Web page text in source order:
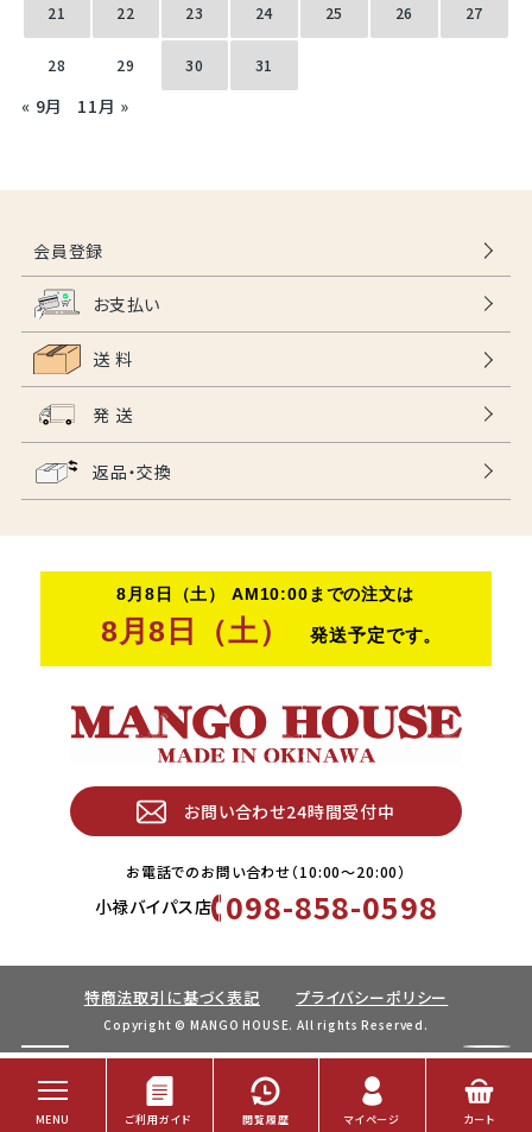
21 22 23 24 25 26 27
28 29 30 31
« 9月 11月 »
会員登録
お支払い
送 料
発 送
返品・交換
お問い合わせ24時間受付中
お電話でのお問い合わせ（10:00〜20:00）
小禄バイパス店 098-858-0598
特商法取引に基づく表記 プライバシーポリシー
Copyright © MANGO HOUSE. All rights Reserved.